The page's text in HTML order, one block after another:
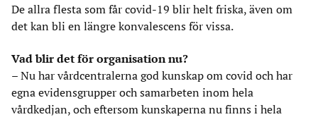
De allra flesta som får covid-19 blir helt friska, även om
det kan bli en längre konvalescens för vissa.
Vad blir det för organisation nu?
– Nu har vårdcentralerna god kunskap om covid och har
egna evidensgrupper och samarbeten inom hela
vårdkedjan, och eftersom kunskaperna nu finns i hela